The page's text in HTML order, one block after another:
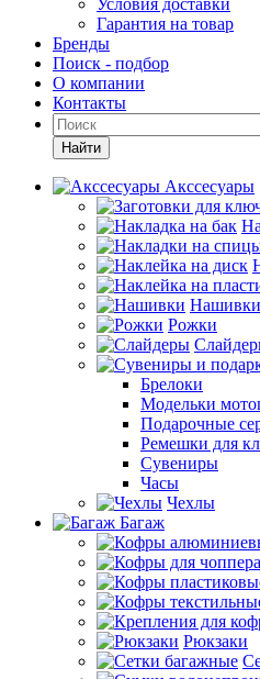
Условия доставки
Гарантия на товар
Бренды
Поиск - подбор
О компании
Контакты
Найти
Акссесуары
Нашивки
Рожки
Брелоки
Модельки
Подарочные
Ремешки для
Сувениры
Часы
Чехлы
Багаж
Рюкзаки